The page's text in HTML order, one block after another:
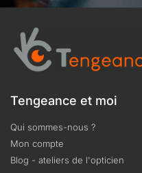
Tengeance et moi
Qui sommes-nous ?
Mon compte
Blog - ateliers de l'opticien